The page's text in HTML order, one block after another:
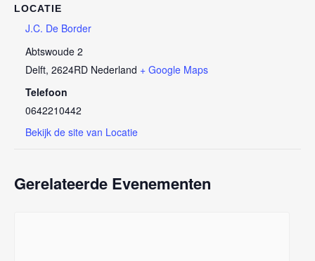
LOCATIE
J.C. De Border
Abtswoude 2
Delft, 2624RD Nederland + Google Maps
Telefoon
0642210442
Bekijk de site van Locatie
Gerelateerde Evenementen